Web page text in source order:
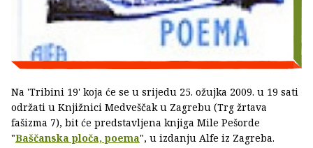
Na 'Tribini 19' koja će se u srijedu 25. ožujka 2009. u 19 sati
održati u Knjižnici Medveščak u Zagrebu (Trg žrtava
fašizma 7), bit će predstavljena knjiga Mile Pešorde
"Baščanska ploča, poema", u izdanju Alfe iz Zagreba.